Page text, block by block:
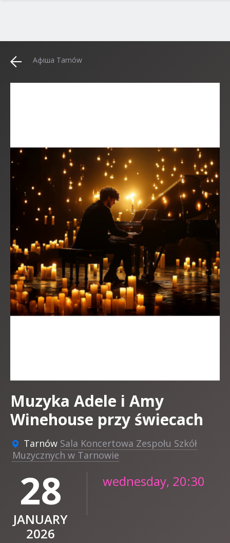
Афіша Tarnów
Muzyka Adele i Amy
Winehouse przy świecach
Tarnów Sala Koncertowa Zespołu Szkół
Muzycznych w Tarnowie
28
JANUARY
2026
wednesday, 20:30